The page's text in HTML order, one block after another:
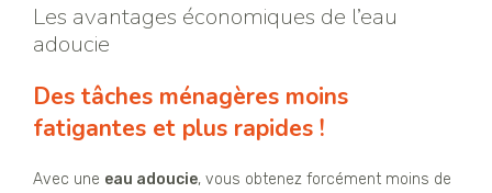
Les avantages économiques de l’eau
adoucie
Des tâches ménagères moins
fatigantes et plus rapides !
Avec une eau adoucie, vous obtenez forcément moins de